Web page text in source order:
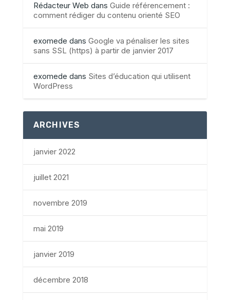
Rédacteur Web dans Guide référencement :
comment rédiger du contenu orienté SEO
exomede dans Google va pénaliser les sites
sans SSL (https) à partir de janvier 2017
exomede dans Sites d’éducation qui utilisent
WordPress
ARCHIVES
janvier 2022
juillet 2021
novembre 2019
mai 2019
janvier 2019
décembre 2018